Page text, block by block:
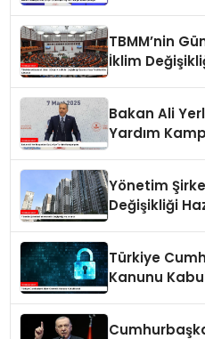
TBMM’nin
İklim
Bakan Ali
Yardım
Yönetim
Değişikliği
Türkiye
Kanunu